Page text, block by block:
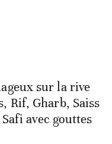
sur la rive
Rif, Gharb, Saiss
avec gouttes